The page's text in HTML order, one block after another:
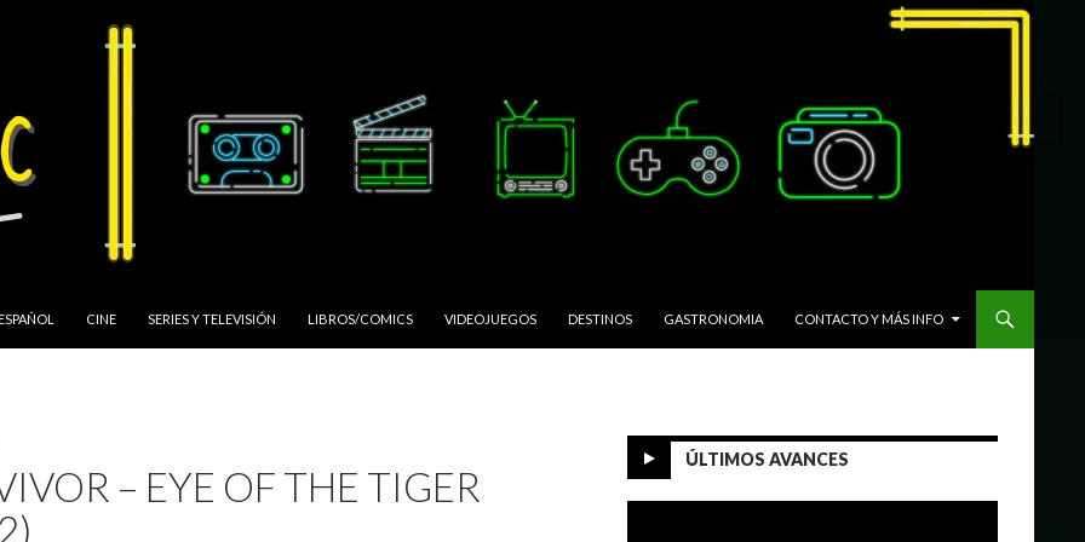
CINE SERIES Y TELEVISIÓN LIBROS/COMICS VIDEOJUEGOS DESTINOS GASTRONOMIA CONTACTO Y MÁS INFO
– EYE OF THE TIGER
ÚLTIMOS AVANCES